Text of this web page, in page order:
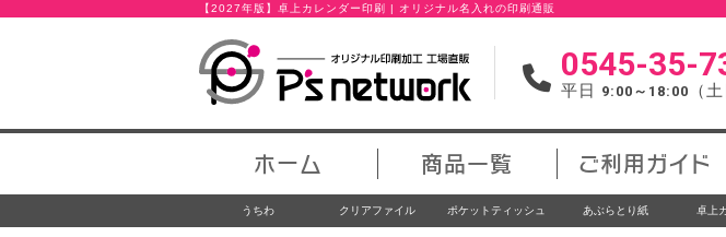
うちわ クリアファイル ポケットティッシュ あぶらとり紙 卓上
【2027年版】卓上カレンダー印刷 | オリジナル名入れの印刷通販
0545-35-
平日 9:00～18:00 （
ホーム 商品一覧 ご利用ガイド